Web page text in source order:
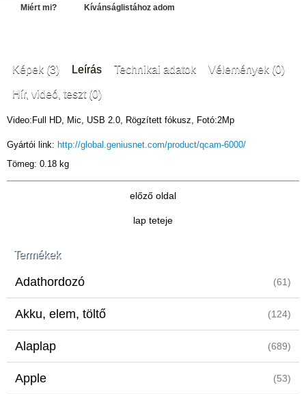
Termékek
Adathordozó (61)
Akku, elem, töltő (124)
Alaplap (689)
Apple (53)
Miért mi? Kívánságlistához adom
Képek (3) Leírás Technikai adatok Vélemények (0)
Hír, videó, teszt (0)
Video:Full HD, Mic, USB 2.0, Rögzített fókusz, Fotó:2Mp
Gyártói link: http://global.geniusnet.com/product/qcam-6000/
Tömeg: 0.18 kg
előző oldal
lap teteje